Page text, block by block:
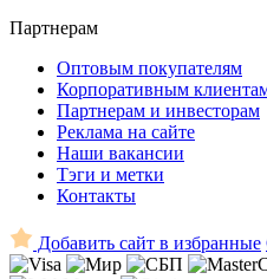
Партнерам
Оптовым покупателям
Корпоративным
Партнерам и инвесторам
Реклама на сайте
Наши вакансии
Тэги и метки
Контакты
Добавить сайт в избранные